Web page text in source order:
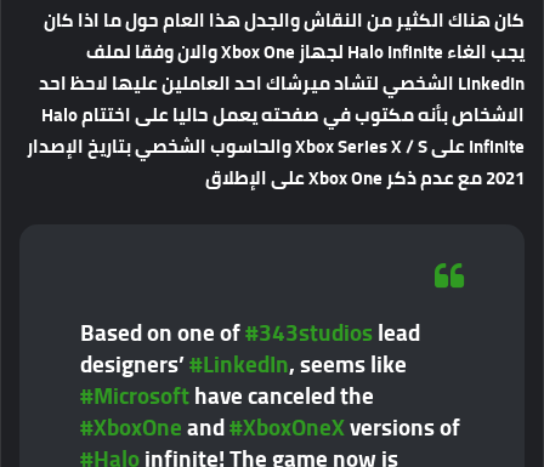
كان هناك الكثير من النقاش والجدل هذا العام حول ما اذا كان
يجب الغاء Halo Infinite لجهاز Xbox One والان وفقا لملف
LinkedIn الشخصي لتشاد ميرشاك احد العاملين عليها لاحظ احد
الاشخاص بأنه مكتوب في صفحته يعمل حاليا على اختتام Halo
Infinite على Xbox Series X / S والحاسوب الشخصي بتاريخ الإصدار
2021 مع عدم ذكر Xbox One على الإطلاق
Based on one of#343studioslead
designers’#LinkedIn, seems like
#Microsofthave canceled the
#XboxOneand#XboxOneXversions of